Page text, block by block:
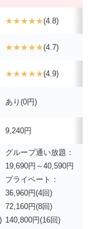
★★★★★(4.8)
★★★★★(4.7)
★★★★★(4.9)
あり(0円)
9,240円
グループ通い放題：
19,690円～40,590円
プライベート：
36,960円(4回)
72,160円(8回)
140,800円(16回)